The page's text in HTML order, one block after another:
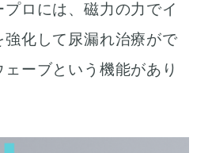
プロには、磁力の力でイ
強化して尿漏れ治療がで
ーブという機能があり